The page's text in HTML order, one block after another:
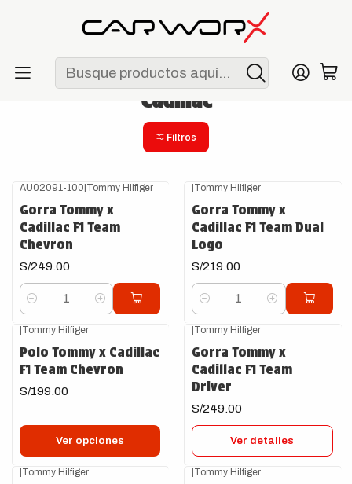
ENVÍO GRATIS POR COMPRAS MAYORES A S/ 250
Cadillac
Cadillac
Filtros
AU02091-100 Tommy Hilfiger
Gorra Tommy x
Cadillac F1 Team
Chevron
S/249.00
Cantidad
Tommy Hilfiger
Gorra Tommy x
Cadillac F1 Team Dual
Logo
S/219.00
Cantidad
Tommy Hilfiger
Polo Tommy x Cadillac
F1 Team Chevron
S/199.00
Ver opciones
Tommy Hilfiger
Gorra Tommy x
Cadillac F1 Team
Driver
S/249.00
Ver detalles
Tommy Hilfiger Tommy Hilfiger